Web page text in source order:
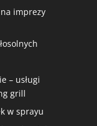
imprezy
– usługi
grill
w sprayu